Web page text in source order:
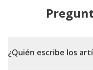
¿Quién escribe los